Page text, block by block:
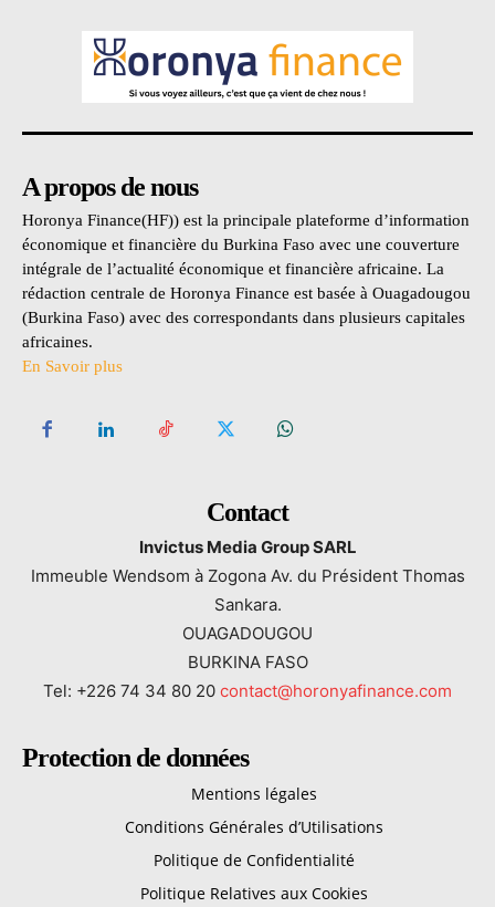
A propos de nous
Horonya Finance(HF)) est la principale plateforme d’information
économique et financière du Burkina Faso avec une couverture
intégrale de l’actualité économique et financière africaine. La
rédaction centrale de Horonya Finance est basée à Ouagadougou
(Burkina Faso) avec des correspondants dans plusieurs capitales
africaines.
En Savoir plus
Contact
Invictus Media Group SARL
Immeuble Wendsom à Zogona Av. du Président Thomas
Sankara.
OUAGADOUGOU
BURKINA FASO
Tel: +226 74 34 80 20 contact@horonyafinance.com
Protection de données
Mentions légales
Conditions Générales d’Utilisations
Politique de Confidentialité
Politique Relatives aux Cookies